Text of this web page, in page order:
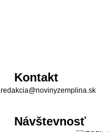
Kontakt
redakcia@novinyzemplina.sk
Návštevnosť